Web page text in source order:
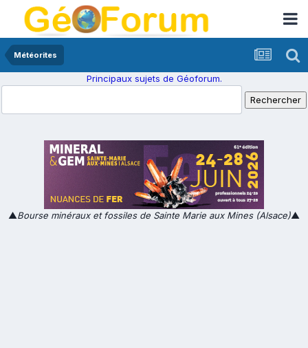
Météorites
Principaux sujets de Géoforum.
▲Bourse minéraux et fossiles de Sainte Marie aux Mines (Alsace)▲